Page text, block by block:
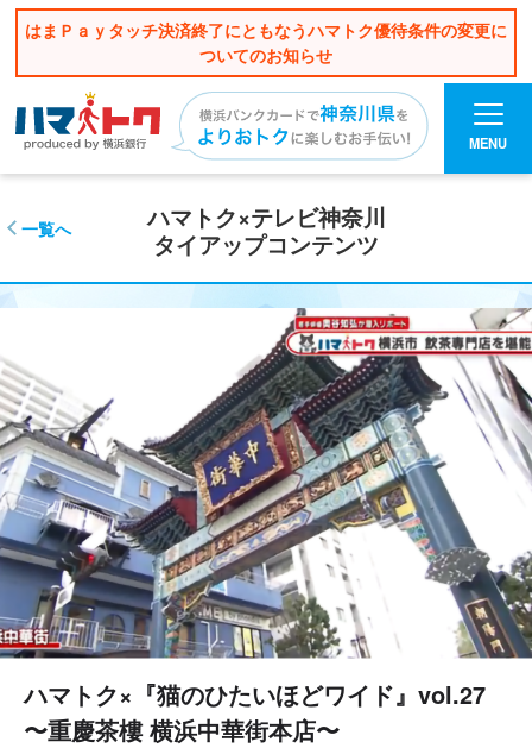
はまＰａｙタッチ決済終了にともなうハマトク優待条件の変更に
ついてのお知らせ
MENU
ハマトク×テレビ神奈川
タイアップコンテンツ
一覧へ
ハマトク×『猫のひたいほどワイド』vol.27
〜重慶茶樓 横浜中華街本店〜